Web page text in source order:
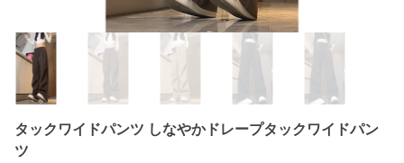
タックワイドパンツ しなやかドレープタックワイドパン
ツ